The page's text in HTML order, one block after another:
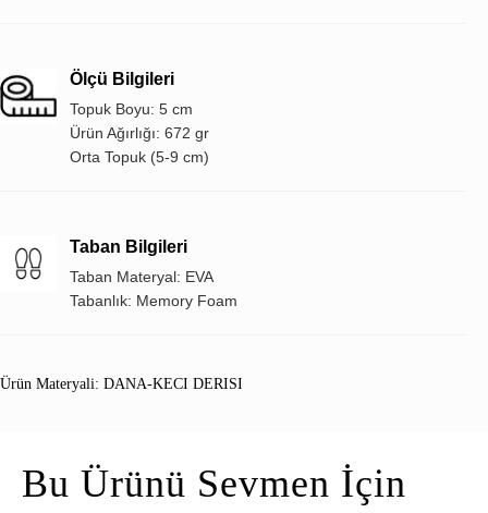
Ölçü Bilgileri
Topuk Boyu: 5 cm
Ürün Ağırlığı: 672 gr
Orta Topuk (5-9 cm)
Taban Bilgileri
Taban Materyal: EVA
Tabanlık: Memory Foam
Ürün Materyali: DANA-KECI DERISI
Bu Ürünü Sevmen İçin